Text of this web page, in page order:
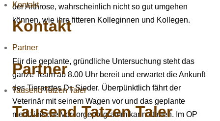
Kontakt
Kontakt
Partner
Partner
Tausend Tatzen Taler
Tausend Tatzen Taler
der Arthrose, wahrscheinlich nicht so gut umgehen
können, wie ihre fitteren Kolleginnen und Kollegen.
Für die geplante, gründliche Untersuchung steht das
ganze Team ab 8.00 Uhr bereit und erwartet die Ankunft
des Tierarztes Dr. Sieder. Überpünktlich fährt der
Veterinär mit seinem Wagen vor und das geplante
medizinische Vorsorgeprogramm kann starten. Im OP